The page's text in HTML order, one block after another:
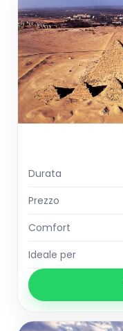
Durata
Prezzo
Comfort
Ideale per